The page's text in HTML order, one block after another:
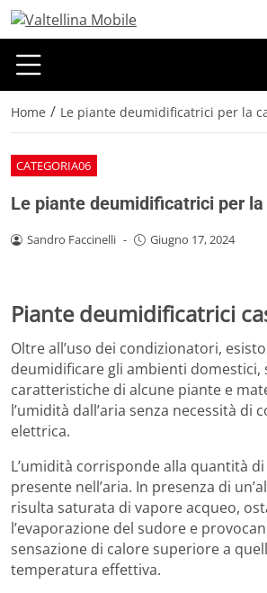
Home / Le piante deumidificatrici per la
CATEGORIA06
Le piante deumidificatrici per la
Sandro Faccinelli - Giugno 17, 2024
Piante deumidificatrici
Oltre all’uso dei condizionatori,
deumidificare gli ambienti
caratteristiche di alcune piante e
l’umidità dall’aria senza necessità di
elettrica.
L’umidità corrisponde alla quantità
presente nell’aria. In presenza di
risulta saturata di vapore acqueo,
l’evaporazione del sudore e
sensazione di calore superiore a
temperatura effettiva.